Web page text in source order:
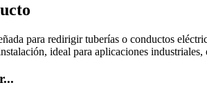
para redirigir tuberías o conductos
ideal para aplicaciones industriales,